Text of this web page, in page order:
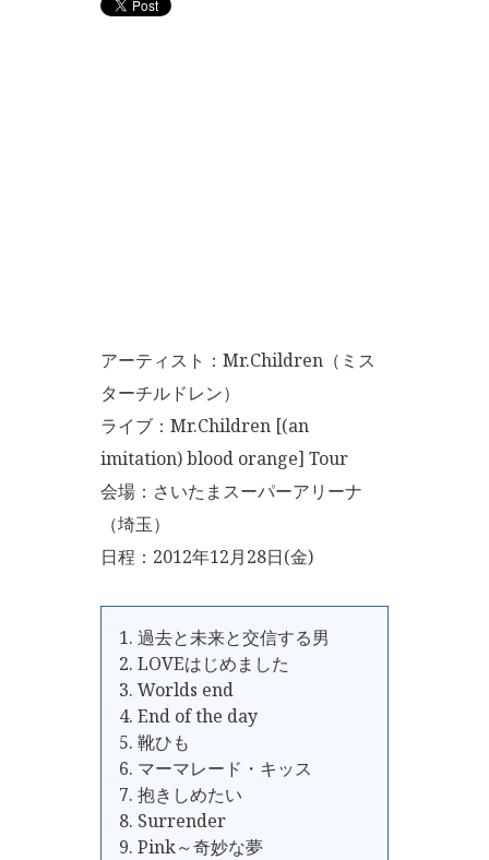
アーティスト：Mr.Children（ミス
ターチルドレン）
ライブ：Mr.Children [(an
imitation) blood orange] Tour
会場：さいたまスーパーアリーナ
（埼玉）
日程：2012年12月28日(金)
1. 過去と未来と交信する男
2. LOVEはじめました
3. Worlds end
4. End of the day
5. 靴ひも
6. マーマレード・キッス
7. 抱きしめたい
8. Surrender
9. Pink～奇妙な夢